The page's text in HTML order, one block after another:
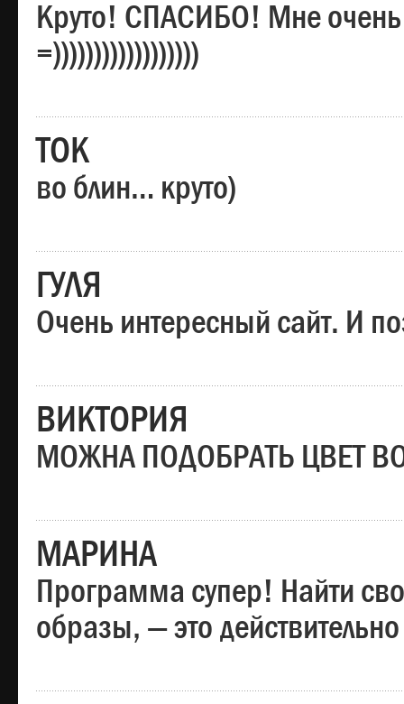
Круто! СПАСИБО! Мне
=))))))))))))))))))
ТОК
во блин… круто)
ГУЛЯ
Очень интересный сайт. И
ВИКТОРИЯ
МОЖНА ПОДОБРАТЬ ЦВЕТ
МАРИНА
Программа супер! Найти
образы, — это